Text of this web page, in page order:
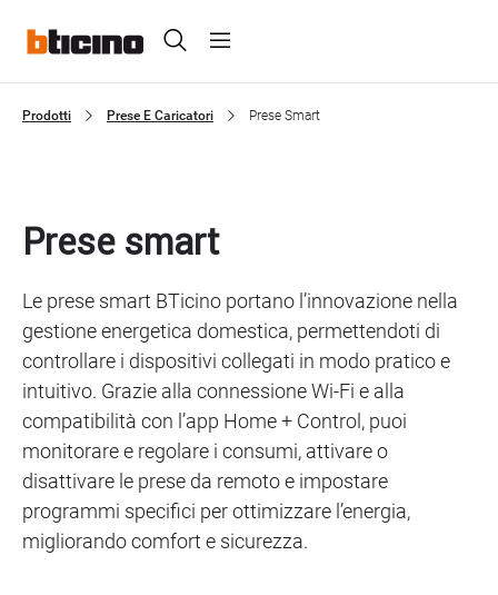
to
main
content
Header
Primary
menu
Prodotti Prese E Caricatori Prese Smart
Prese smart
Le prese smart BTicino portano l’innovazione nella
gestione energetica domestica, permettendoti di
controllare i dispositivi collegati in modo pratico e
intuitivo. Grazie alla connessione Wi-Fi e alla
compatibilità con l’app Home + Control, puoi
monitorare e regolare i consumi, attivare o
disattivare le prese da remoto e impostare
programmi specifici per ottimizzare l’energia,
migliorando comfort e sicurezza.